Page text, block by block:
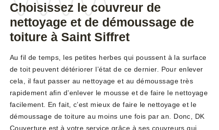
Choisissez le couvreur de
nettoyage et de démoussage de
toiture à Saint Siffret
Au fil de temps, les petites herbes qui poussent à la surface
de toit peuvent détériorer l’état de ce dernier. Pour enlever
cela, il faut passer au nettoyage et au démoussage très
rapidement afin d’enlever le mousse et de faire le nettoyage
facilement. En fait, c’est mieux de faire le nettoyage et le
démoussage de toiture au moins une fois par an. Donc, DK
Couverture est à votre service grâce à ses couvreurs qui